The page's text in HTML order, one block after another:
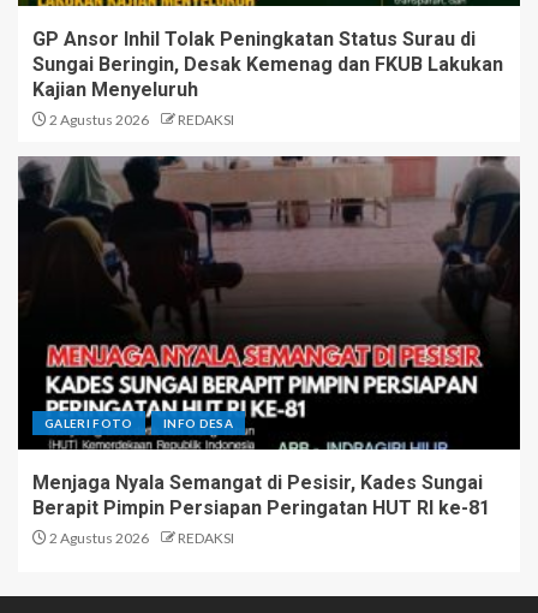
GP Ansor Inhil Tolak Peningkatan Status Surau di
Sungai Beringin, Desak Kemenag dan FKUB Lakukan
Kajian Menyeluruh
2 Agustus 2026 REDAKSI
GALERI FOTO INFO DESA
Menjaga Nyala Semangat di Pesisir, Kades Sungai
Berapit Pimpin Persiapan Peringatan HUT RI ke-81
2 Agustus 2026 REDAKSI